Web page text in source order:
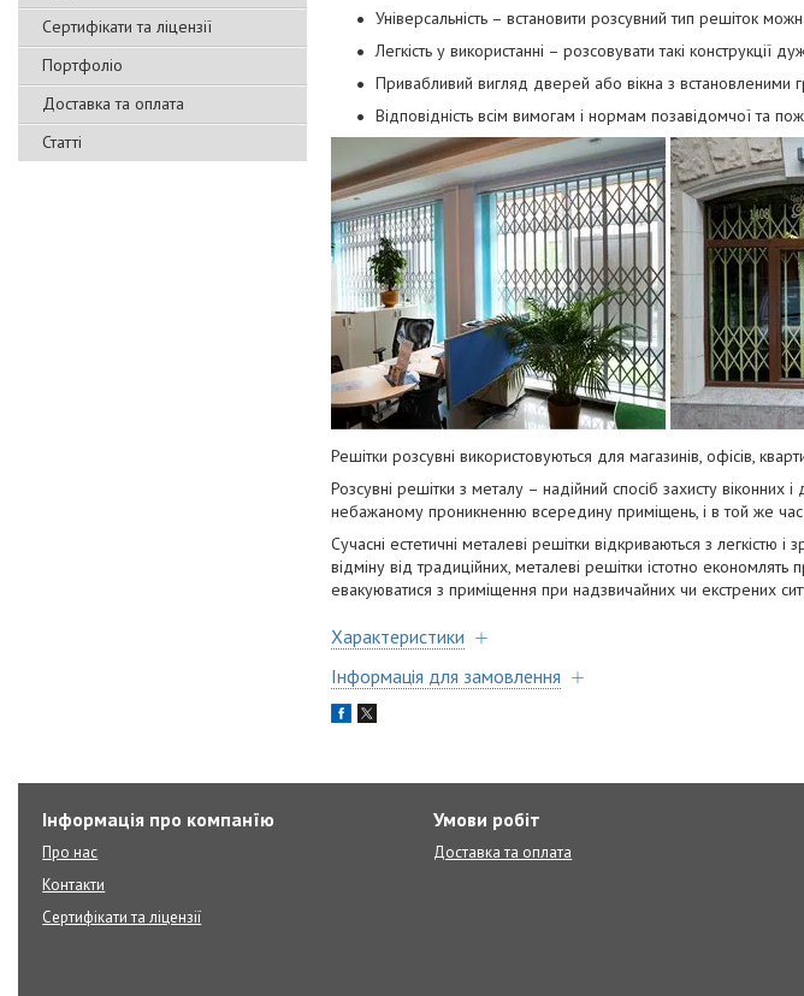
Сертифікати та ліцензії
Портфоліо
Доставка та оплата
Статті
Універсальність – встановити розсувний тип решіток
Легкість у використанні – розсовувати такі
Привабливий вигляд дверей або вікна з встановленими
Відповідність всім вимогам і нормам позавідомчої та
Решітки розсувні використовуються для магазинів, офісів,
Розсувні решітки з металу – надійний спосіб захисту віконних
небажаному проникненню всередину приміщень, і в той же
Сучасні естетичні металеві решітки відкриваються з
відміну від традиційних, металеві решітки істотно
евакуюватися з приміщення при надзвичайних чи екстрених
Характеристики
Інформація для замовлення
Інформація про компанїю
Про нас
Контакти
Сертифікати та ліцензії
Умови робіт
Доставка та оплата